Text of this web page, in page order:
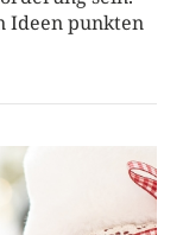
Ideen punkten